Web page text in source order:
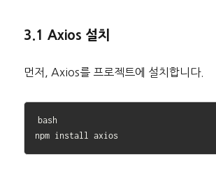
3.1 Axios 설치
먼저, Axios를 프로젝트에 설치합니다.
bash